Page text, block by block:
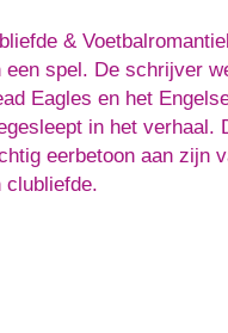
&
een spel. De schrijver
Eagles en het
in het verhaal.
eerbetoon aan zijn
clubliefde.